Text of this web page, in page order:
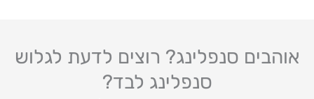
אוהבים סנפלינג? רוצים לדעת לגלוש
סנפלינג לבד?